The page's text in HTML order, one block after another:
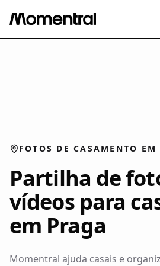
FOTOS DE CASAMENTO EM
Partilha de
vídeos para
em Praga
Momentral ajuda casais e